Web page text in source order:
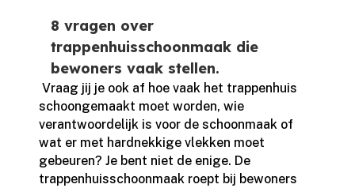
8 vragen over
trappenhuisschoonmaak die
bewoners vaak stellen.
​ Vraag jij je ook af hoe vaak het trappenhuis
schoongemaakt moet worden, wie
verantwoordelijk is voor de schoonmaak of
wat er met hardnekkige vlekken moet
gebeuren? Je bent niet de enige.​ De
trappenhuisschoonmaak roept bij bewoners